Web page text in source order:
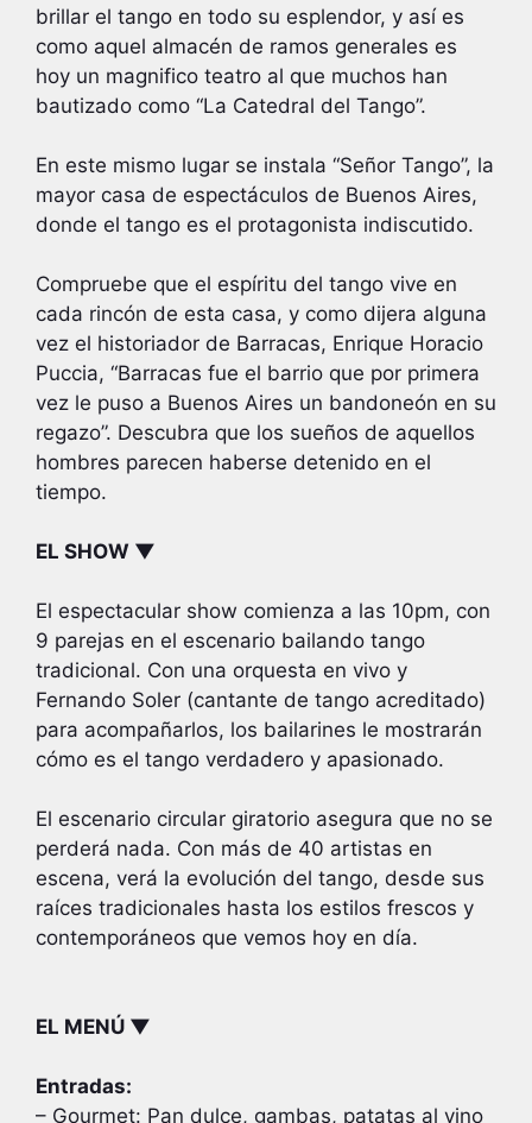
brillar el tango en todo su esplendor, y así es
como aquel almacén de ramos generales es
hoy un magnifico teatro al que muchos han
bautizado como “La Catedral del Tango”.
En este mismo lugar se instala “Señor Tango”, la
mayor casa de espectáculos de Buenos Aires,
donde el tango es el protagonista indiscutido.
Compruebe que el espíritu del tango vive en
cada rincón de esta casa, y como dijera alguna
vez el historiador de Barracas, Enrique Horacio
Puccia, “Barracas fue el barrio que por primera
vez le puso a Buenos Aires un bandoneón en su
regazo”. Descubra que los sueños de aquellos
hombres parecen haberse detenido en el
tiempo.
EL SHOW ▼
El espectacular show comienza a las 10pm, con
9 parejas en el escenario bailando tango
tradicional. Con una orquesta en vivo y
Fernando Soler (cantante de tango acreditado)
para acompañarlos, los bailarines le mostrarán
cómo es el tango verdadero y apasionado.
El escenario circular giratorio asegura que no se
perderá nada. Con más de 40 artistas en
escena, verá la evolución del tango, desde sus
raíces tradicionales hasta los estilos frescos y
contemporáneos que vemos hoy en día.
EL MENÚ ▼
Entradas:
– Gourmet: Pan dulce, gambas, patatas al vino